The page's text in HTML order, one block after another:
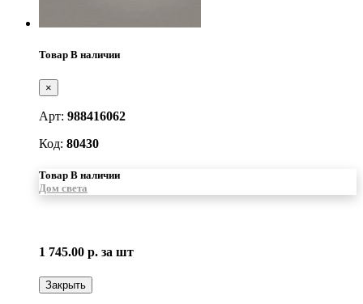
Товар В наличии
×
Арт: 988416062
Код: 80430
Товар В наличии
Дом света
1 745.00 р. за шт
Закрыть